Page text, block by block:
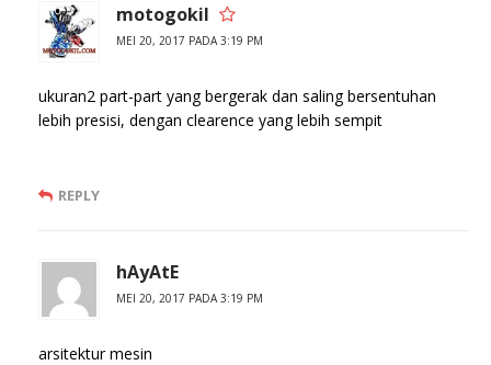
motogokil
MEI 20, 2017 PADA 3:19 PM
ukuran2 part-part yang bergerak dan saling bersentuhan
lebih presisi, dengan clearence yang lebih sempit
REPLY
hAyAtE
MEI 20, 2017 PADA 3:19 PM
arsitektur mesin